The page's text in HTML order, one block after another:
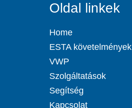
Oldal linkek
Home
ESTA követelmények
VWP
Szolgáltatások
Segítség
Kapcsolat